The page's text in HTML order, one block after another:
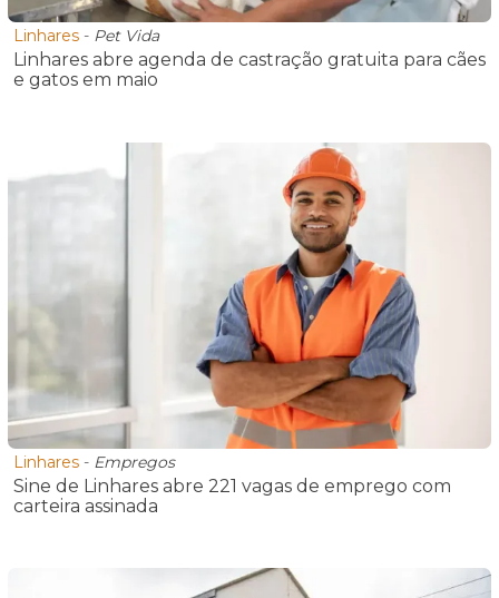
Linhares - Pet Vida
Linhares abre agenda de castração gratuita para cães
e gatos em maio
Linhares - Empregos
Sine de Linhares abre 221 vagas de emprego com
carteira assinada